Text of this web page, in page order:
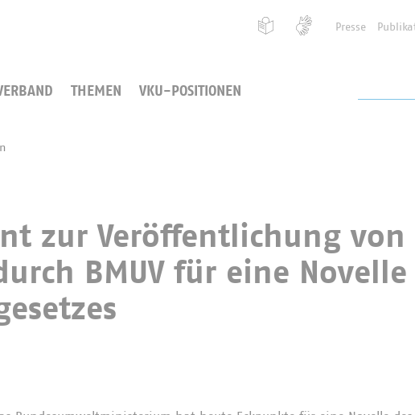
Presse
THEMEN VKU-POSITIONEN
zur Veröffentlichung von
BMUV für eine Novelle